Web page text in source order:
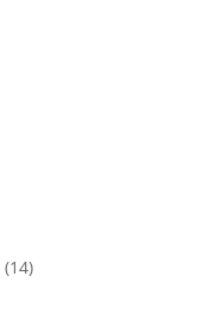
(14)